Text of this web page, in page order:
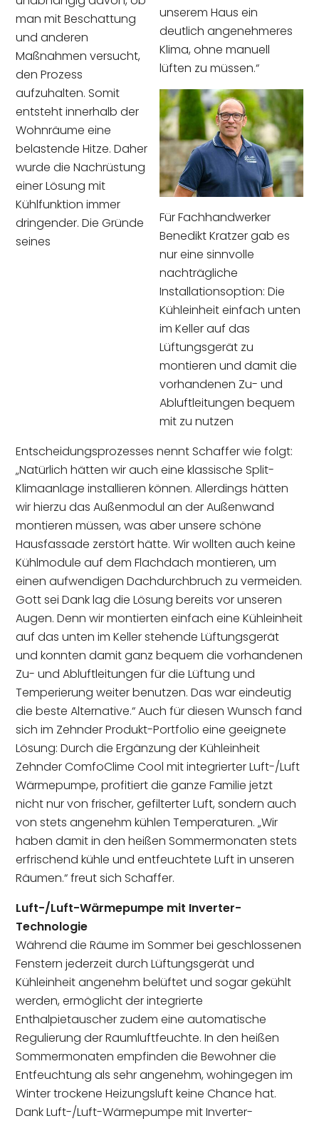
unserem Haus ein
deutlich angenehmeres
Klima, ohne manuell
lüften zu müssen.“
Für Fachhandwerker
Benedikt Kratzer gab es
nur eine sinnvolle
nachträgliche
Installationsoption: Die
Kühleinheit einfach unten
im Keller auf das
Lüftungsgerät zu
montieren und damit die
vorhandenen Zu- und
Abluftleitungen bequem
mit zu nutzen
man mit Beschattung
und anderen
Maßnahmen versucht,
den Prozess
aufzuhalten. Somit
entsteht innerhalb der
Wohnräume eine
belastende Hitze. Daher
wurde die Nachrüstung
einer Lösung mit
Kühlfunktion immer
dringender. Die Gründe
seines
Entscheidungsprozesses nennt Schaffer wie folgt:
„Natürlich hätten wir auch eine klassische Split-
Klimaanlage installieren können. Allerdings hätten
wir hierzu das Außenmodul an der Außenwand
montieren müssen, was aber unsere schöne
Hausfassade zerstört hätte. Wir wollten auch keine
Kühlmodule auf dem Flachdach montieren, um
einen aufwendigen Dachdurchbruch zu vermeiden.
Gott sei Dank lag die Lösung bereits vor unseren
Augen. Denn wir montierten einfach eine Kühleinheit
auf das unten im Keller stehende Lüftungsgerät
und konnten damit ganz bequem die vorhandenen
Zu- und Abluftleitungen für die Lüftung und
Temperierung weiter benutzen. Das war eindeutig
die beste Alternative.“ Auch für diesen Wunsch fand
sich im Zehnder Produkt-Portfolio eine geeignete
Lösung: Durch die Ergänzung der Kühleinheit
Zehnder ComfoClime Cool mit integrierter Luft-/Luft
Wärmepumpe, profitiert die ganze Familie jetzt
nicht nur von frischer, gefilterter Luft, sondern auch
von stets angenehm kühlen Temperaturen. „Wir
haben damit in den heißen Sommermonaten stets
erfrischend kühle und entfeuchtete Luft in unseren
Räumen.“ freut sich Schaffer.
Luft-/Luft-Wärmepumpe mit Inverter-
Technologie
Während die Räume im Sommer bei geschlossenen
Fenstern jederzeit durch Lüftungsgerät und
Kühleinheit angenehm belüftet und sogar gekühlt
werden, ermöglicht der integrierte
Enthalpietauscher zudem eine automatische
Regulierung der Raumluftfeuchte. In den heißen
Sommermonaten empfinden die Bewohner die
Entfeuchtung als sehr angenehm, wohingegen im
Winter trockene Heizungsluft keine Chance hat.
Dank Luft-/Luft-Wärmepumpe mit Inverter-